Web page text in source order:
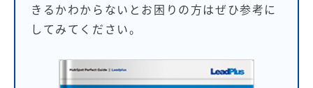
きるかわからないとお困りの方はぜひ参考に
してみてください。